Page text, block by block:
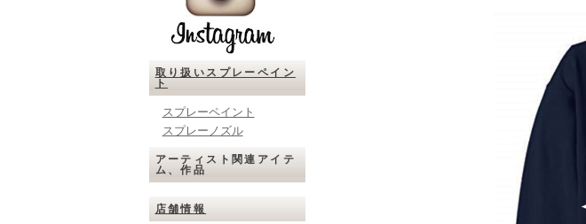
取り扱いスプレーペイン
ト
スプレーペイント
スプレーノズル
アーティスト関連アイテ
ム、作品
店舗情報